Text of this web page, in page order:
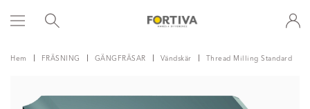
Hem FRÄSNING GÄNGFRÄSAR Vändskär Thread Milling Standard